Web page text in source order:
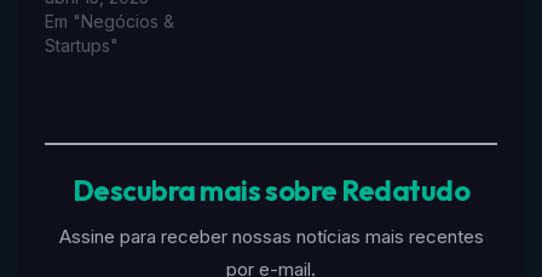
Em "Negócios &
Startups"
Descubra mais sobre Redatudo
Assine para receber nossas notícias mais recentes
por e-mail.